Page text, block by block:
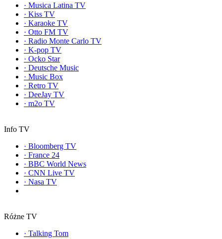
· Musica Latina TV
· Kiss TV
· Karaoke TV
· Otto FM TV
· Radio Monte Carlo TV
· K-pop TV
· Ocko Star
· Deutsche Music
· Music Box
· Retro TV
· DeeJay TV
· m2o TV
Info TV
· Bloomberg TV
· France 24
· BBC World News
· CNN Live TV
· Nasa TV
Różne TV
· Talking Tom